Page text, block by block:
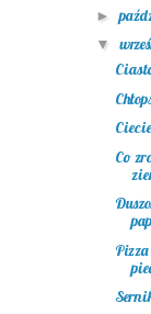
►
▼
Co